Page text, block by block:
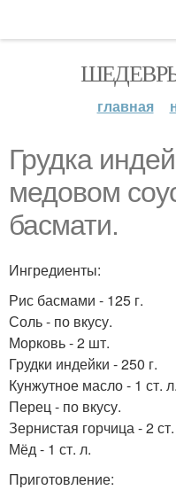
главная
Грудка
медовом
басмати.
Ингредиенты:
Рис басмами - 125 г.
Соль - по вкусу.
Морковь - 2 шт.
Грудки индейки - 250 г.
Кунжутное масло - 1 ст. л.
Перец - по вкусу.
Зернистая горчица - 2
Мёд - 1 ст. л.
Приготовление: